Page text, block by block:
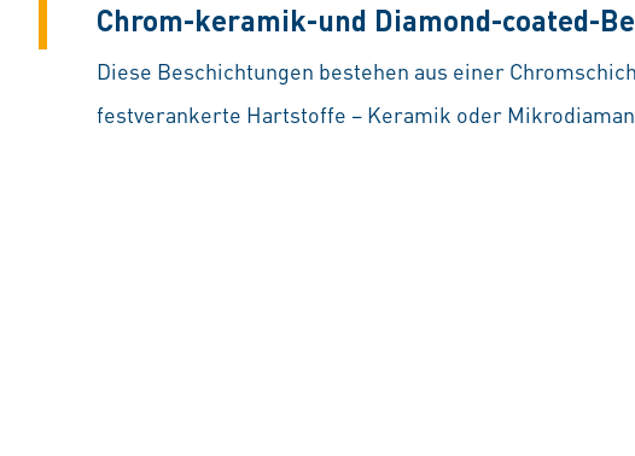
Chrom-keramik-und Diamond-coated-
Diese Beschichtungen bestehen aus einer
festverankerte Hartstoffe – Keramik oder